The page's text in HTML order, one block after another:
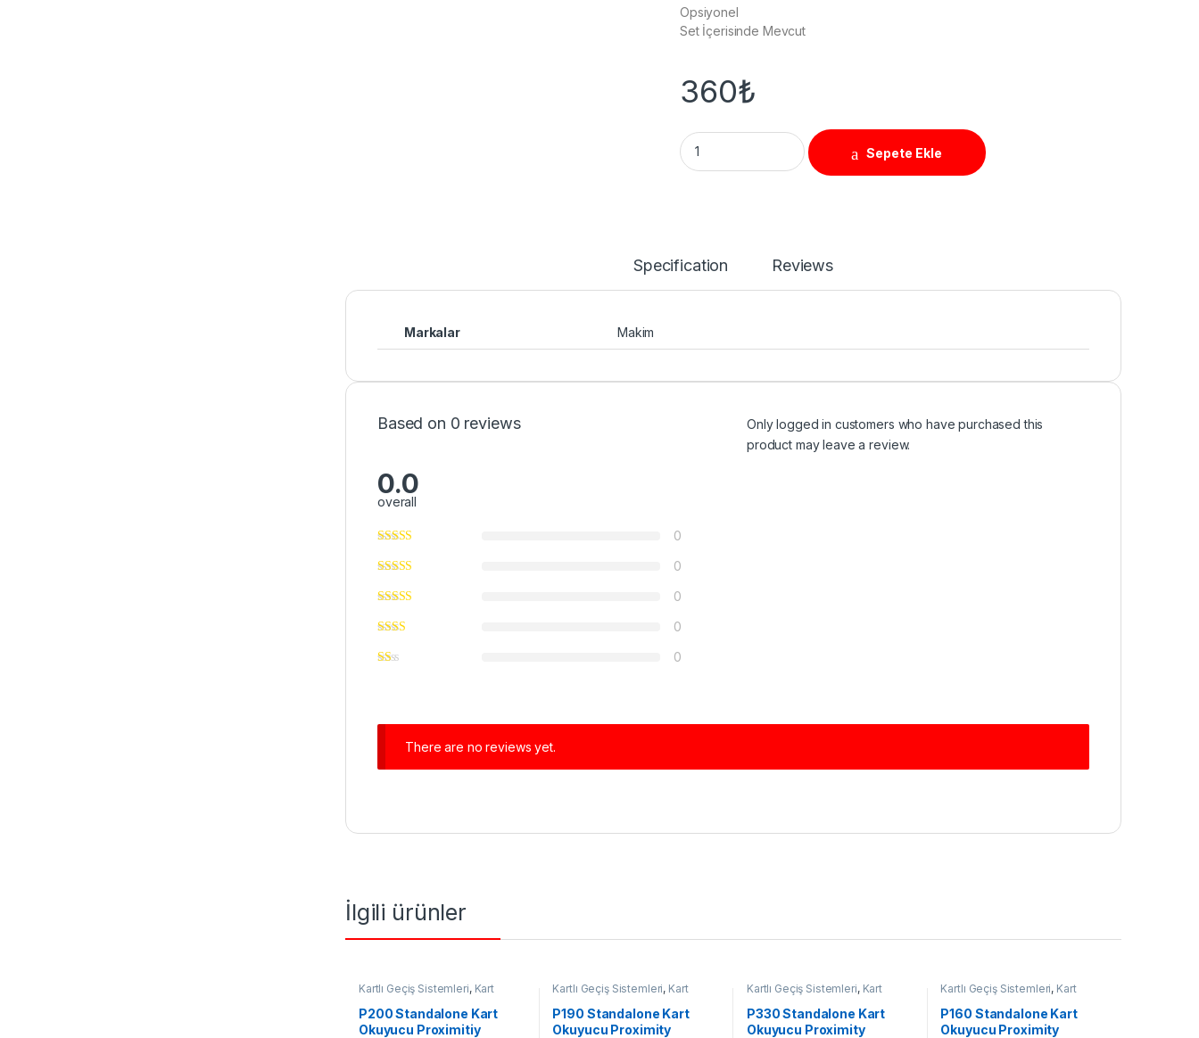
Opsiyonel
Set İçerisinde Mevcut
360₺
BT300 Usb Şarj Kablosu quantity
Sepete Ekle
Specification Reviews
Markalar Makim
Based on 0 reviews
0.0
overall
0
0
0
0
0
Only logged in customers who have purchased this
product may leave a review.
There are no reviews yet.
İlgili ürünler
Kartlı Geçiş Sistemleri, Kart
Okuyucu
P200 Standalone Kart
Okuyucu Proximitiy
Kartlı Geçiş Sistemleri, Kart
Okuyucu
P190 Standalone Kart
Okuyucu Proximity
Kartlı Geçiş Sistemleri, Kart
Okuyucu
P330 Standalone Kart
Okuyucu Proximity
Kartlı Geçiş Sistemleri, Kart
Okuyucu
P160 Standalone Kart
Okuyucu Proximity